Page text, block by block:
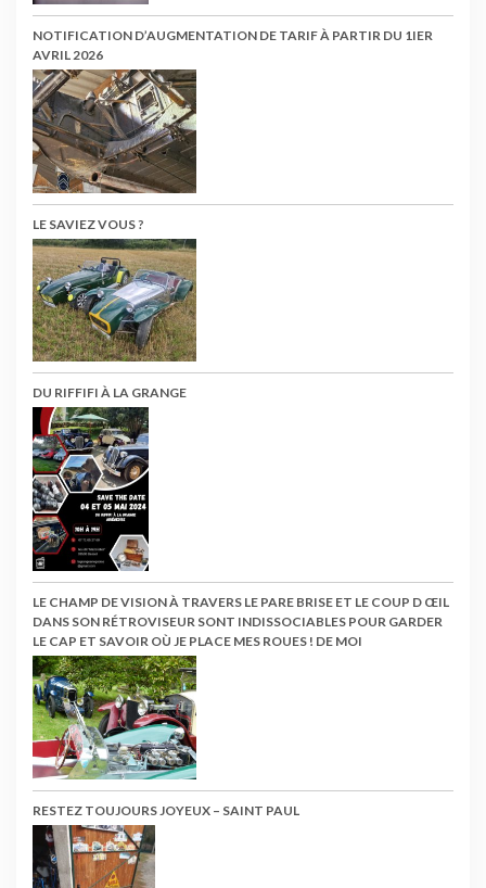
NOTIFICATION D’AUGMENTATION DE TARIF À PARTIR DU 1IER
AVRIL 2026
LE SAVIEZ VOUS ?
DU RIFFIFI À LA GRANGE
LE CHAMP DE VISION À TRAVERS LE PARE BRISE ET LE COUP D ŒIL
DANS SON RÉTROVISEUR SONT INDISSOCIABLES POUR GARDER
LE CAP ET SAVOIR OÙ JE PLACE MES ROUES ! DE MOI
RESTEZ TOUJOURS JOYEUX – SAINT PAUL